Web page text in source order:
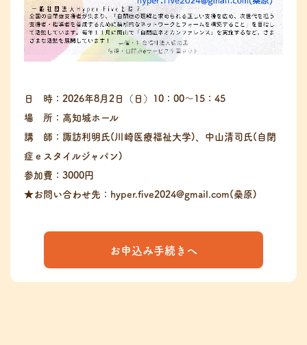
日 時：2026年8月2日（日）10：00～15：45
場 所：高知城ホール
講 師：諏訪利明氏(川崎医療福祉大学)、中山清司氏(自閉
症ｅスタイルジャパン)
参加費：3000円
★お問い合わせ先：hyper.five2024@gmail.com(桑原)
お申込み手続きへ